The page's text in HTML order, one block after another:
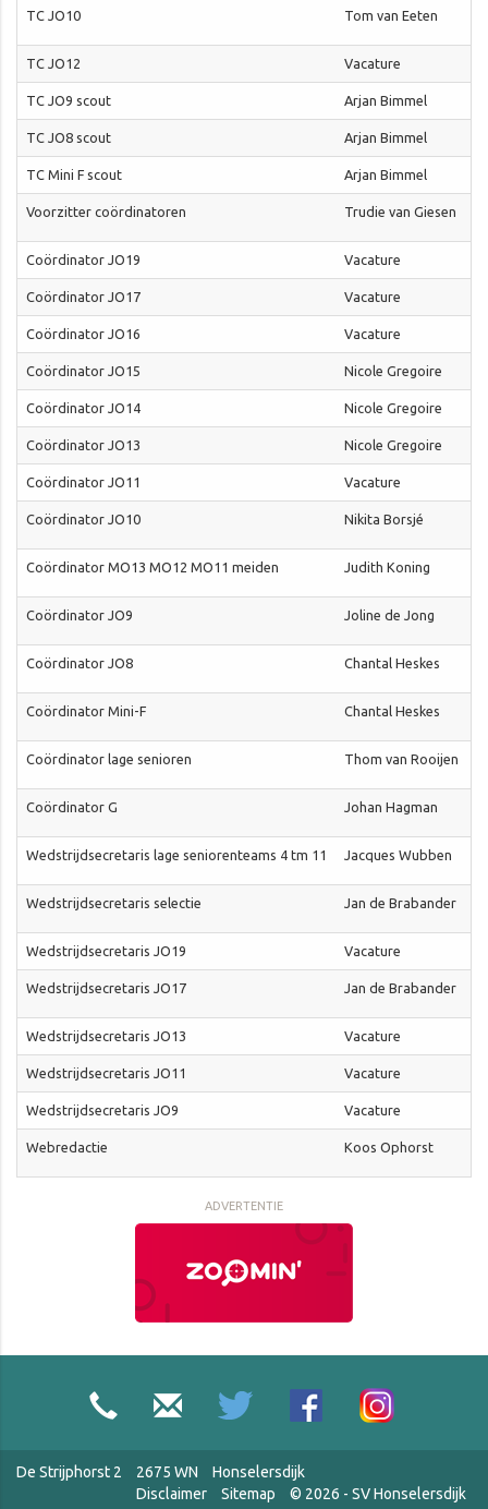
TC JO10 Tom van Eeten
TC JO12 Vacature
TC JO9 scout Arjan Bimmel
TC JO8 scout Arjan Bimmel
TC Mini F scout Arjan Bimmel
Voorzitter coördinatoren Trudie van Giesen
Coördinator JO19 Vacature
Coördinator JO17 Vacature
Coördinator JO16 Vacature
Coördinator JO15 Nicole Gregoire
Coördinator JO14 Nicole Gregoire
Coördinator JO13 Nicole Gregoire
Coördinator JO11 Vacature
Coördinator JO10 Nikita Borsjé
Coördinator MO13 MO12 MO11 meiden Judith Koning
Coördinator JO9 Joline de Jong
Coördinator JO8 Chantal Heskes
Coördinator Mini-F Chantal Heskes
Coördinator lage senioren Thom van Rooijen
Coördinator G Johan Hagman
Wedstrijdsecretaris lage seniorenteams 4 tm 11 Jacques Wubben
Wedstrijdsecretaris selectie Jan de Brabander
Wedstrijdsecretaris JO19 Vacature
Wedstrijdsecretaris JO17 Jan de Brabander
Wedstrijdsecretaris JO13 Vacature
Wedstrijdsecretaris JO11 Vacature
Wedstrijdsecretaris JO9 Vacature
Webredactie Koos Ophorst
ADVERTENTIE
De Strijphorst 2 2675 WN
Honselersdijk
Disclaimer
Sitemap © 2026 - SV Honselersdijk